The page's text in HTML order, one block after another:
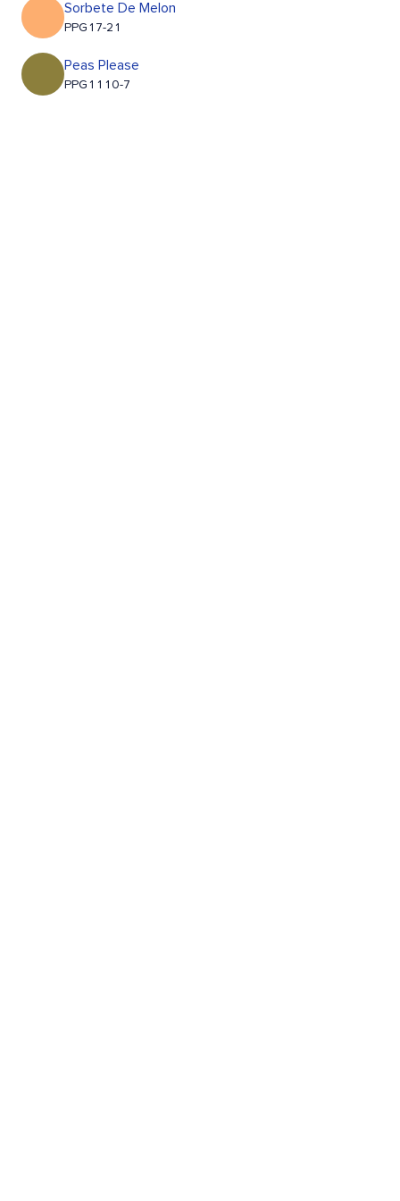
Sorbete De Melon
PPG17-21
Peas Please
PPG1110-7